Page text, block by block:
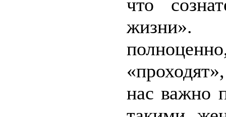
что
нас важно